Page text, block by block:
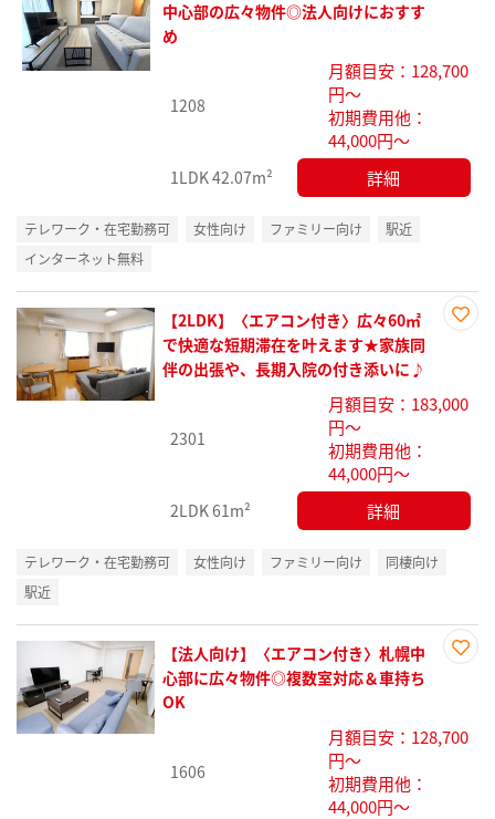
録
中心部の広々物件◎法人向けにおすす
め
1208
月額目安：128,700
円～
初期費用他：
44,000円～
1LDK42.07m² 詳細
テレワーク・在宅勤務可 女性向け ファミリー向け
駅近
インターネット無料
録
【2LDK】〈エアコン付き〉広々60㎡
で快適な短期滞在を叶えます★家族同
伴の出張や、長期入院の付き添いに♪
2301
月額目安：183,000
円～
初期費用他：
44,000円～
2LDK61m² 詳細
テレワーク・在宅勤務可 女性向け ファミリー向け
同棲向け
駅近
録
【法人向け】〈エアコン付き〉札幌中
心部に広々物件◎複数室対応＆車持ち
OK
1606
月額目安：128,700
円～
初期費用他：
44,000円～